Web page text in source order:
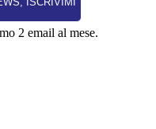
2 email al mese.